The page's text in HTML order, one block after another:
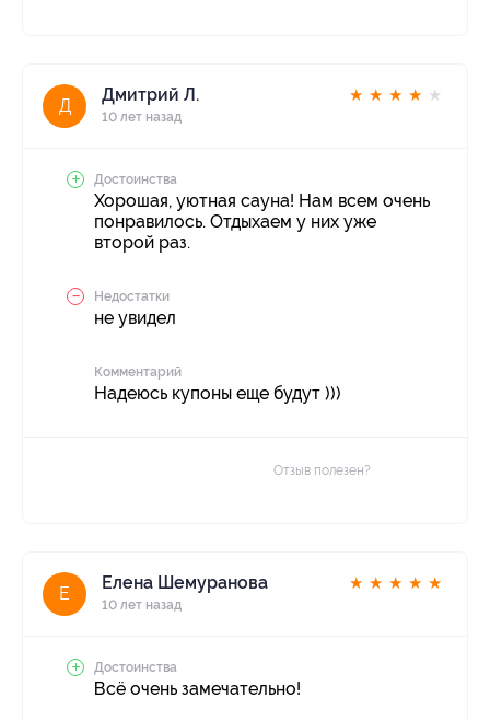
Д
Дмитрий Л.
10 лет назад
★ ★ ★ ★ ★
Достоинства
Хорошая, уютная сауна! Нам всем очень
понравилось. Отдыхаем у них уже
второй раз.
Недостатки
не увидел
Комментарий
Надеюсь купоны еще будут )))
Отзыв полезен?
Е
Елена Шемуранова
10 лет назад
★ ★ ★ ★ ★
Достоинства
Всё очень замечательно!